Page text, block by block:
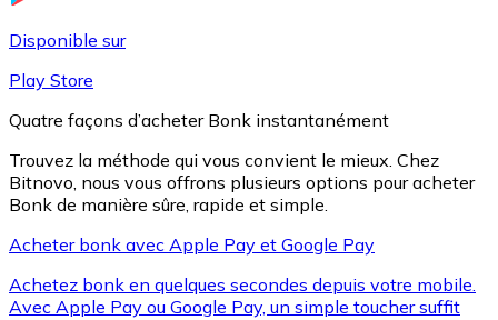
XRP
Disponible sur
Play Store
Quatre façons d’acheter Bonk instantanément
Trouvez la méthode qui vous convient le mieux. Chez
Bitnovo, nous vous offrons plusieurs options pour acheter
Bonk de manière sûre, rapide et simple.
Acheter bonk avec Apple Pay et Google Pay
Achetez bonk en quelques secondes depuis votre mobile.
Avec Apple Pay ou Google Pay, un simple toucher suffit